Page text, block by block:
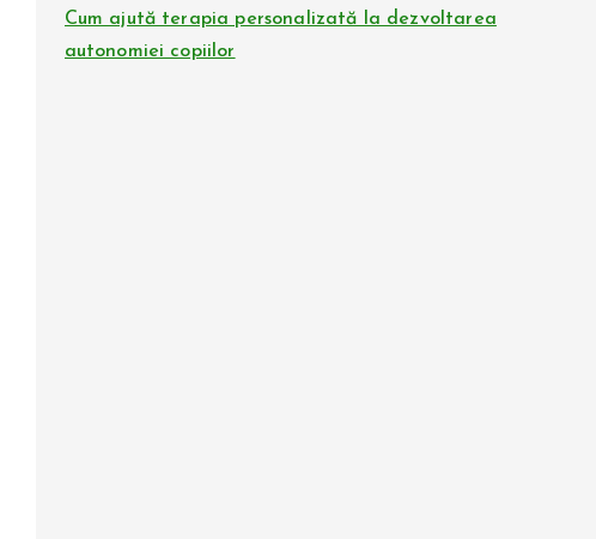
Cum ajută terapia personalizată la dezvoltarea
autonomiei copiilor